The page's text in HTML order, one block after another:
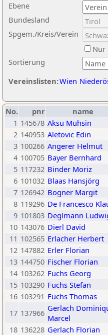
Ebene
Sortierung
Bundesland
Spgem./Kreis/Verein
Nur
Vereinslisten:Wien
No. pnr name
1 145678 Aksu Muhsin
2 140953 Aletovic Edin
3 100266 Angerer Helmut
4 100705 Bayer Bernhard
5 117232 Binder Moriz
6 101032 Blaas Hansjörg
7 126942 Bogner Margit
8 119296 De Francesco
9 101803 Deglmann
10 143076 Dierl David
11 102565 Erlacher Herbert
12 147882 Erler Florian
13 144750 Fischer Florian
14 103262 Fuchs Georg
15 103290 Fuchs Stefan
16 103291 Fuchs Thomas
17 137966 Gerlach
Marcel
18 136228 Gerlach Florian